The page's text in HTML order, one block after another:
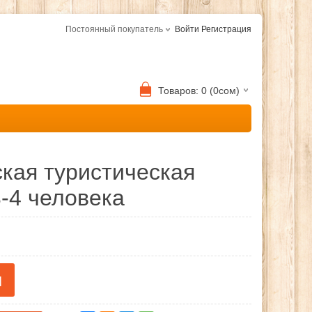
Постоянный покупатель Войти Регистрация
Товаров: 0 (0сом)
туристическая
4 человека